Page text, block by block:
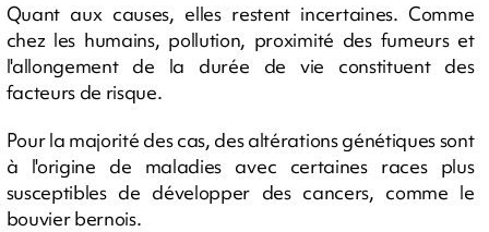
Quant aux causes, elles restent incertaines. Comme
chez les humains, pollution, proximité des fumeurs et
l'allongement de la durée de vie constituent des
facteurs de risque.
Pour la majorité des cas, des altérations génétiques sont
à l'origine de maladies avec certaines races plus
susceptibles de développer des cancers, comme le
bouvier bernois.